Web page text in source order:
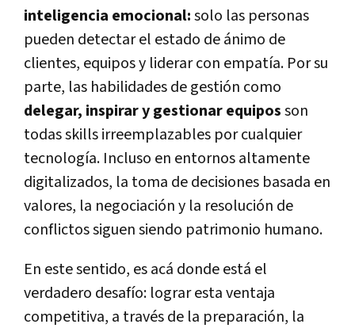
inteligencia emocional:solo las personas
pueden detectar el estado de ánimo de
clientes, equipos y liderar con empatía. Por su
parte, las habilidades de gestión como
delegar, inspirar y gestionar equiposson
todas skills irreemplazables por cualquier
tecnología. Incluso en entornos altamente
digitalizados, la toma de decisiones basada en
valores, la negociación y la resolución de
conflictos siguen siendo patrimonio humano.
En este sentido, es acá donde está el
verdadero desafío: lograr esta ventaja
competitiva, a través de la preparación, la